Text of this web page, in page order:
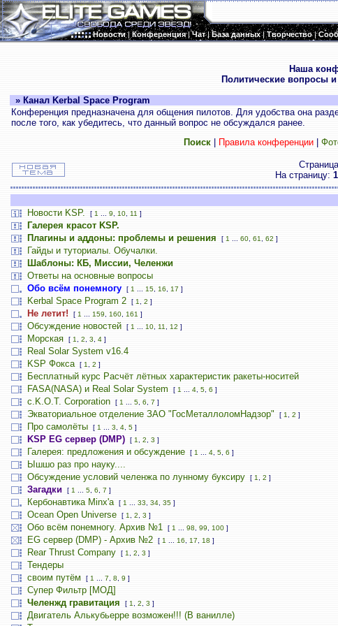
Новости|Конференция|Чат|База данных|Творчество|
Наша
Политические вопросы
» Канал Kerbal Space Program
Конференция предназначена для общения пилотов. Для удобства она
после того, как убедитесь, что данный вопрос не обсуждался ранее.
Поиск| Правила конференции|
На страницу: 1
Новости KSP.
[ 1 9, 10, 11 ]
Галерея красот KSP.
Плагины и аддоны: проблемы и решения [ 1 60, 61 62 ]
Гайды и туториалы. Обучалки.
Шаблоны: КБ, Миссии, Челенжи
Ответы на основные вопросы
Обо всём понемногу [ 1 15, 16 17 ]
Kerbal Space Program 2 [ 1 2 ]
Не летит! [ 1 159, 160, 161 ]
Обсуждение новостей [ 1 10, 11 12 ]
Морская [ 1 2 3 4]
Real Solar System v16.4
KSP Фокса [ 1 2 ]
Бесплатный курс Расчёт лётных характеристик ракеты-носитей
FASA(NASA) и Real Solar System [ 1 4, 5, 6 ]
c.K.O.T. Corporation [ 1 5, 6 7 ]
Экваториальное отделение ЗАО "ГосМеталлоломНадзор" [ 1 2 ]
Про самолёты [ 1 3 4, 5]
KSP EG сервер (DMP) [ 1 2 3 ]
Галерея: предложения и обсуждение [ 1 4, 5, 6 ]
Ышшо раз про науку....
Обсуждение условий челенжа по лунному буксиру [ 1 2 ]
Загадки [ 1 5, 6 7 ]
Кербонавтика Minx'a [ 1 33 34, 35]
Ocean Open Universe [ 1 2 3 ]
Обо всём понемногу. Архив №1 [ 1 98 99, 100]
EG сервер (DMP) - Архив №2 [ 1 16 17 18 ]
Rear Thrust Company [ 1 2 3 ]
Тендеры
своим путём [ 1 7 8 9]
Супер Фильтр [МОД]
Челенжд гравитация [ 1 2 3 ]
Двигатель Алькубьерре возможен!!! (В ванилле)